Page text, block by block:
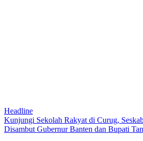
Headline
Kunjungi Sekolah Rakyat di Curug,
Disambut Gubernur Banten dan Bupati